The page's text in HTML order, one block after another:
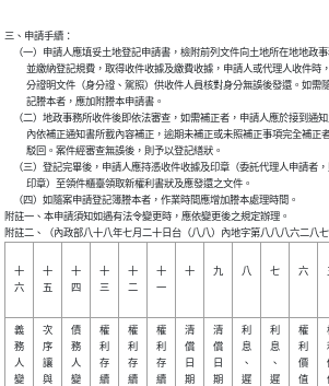
三、申請手續：
（一）申請人應填妥土地登記申請書，檢附前列文件向土地所在地地政
並繳納登記規費，取得收件收據及繳費收據，申請人或代理人收件時
分證明文件（身分證、駕照）供收件人員核對身分無誤後發還。如需
          記謄本者，應加附謄本申請書。
（二）地政事務所收件後即依法審查，如需補正者，申請人應於接到通
內依補正通知書所載內容補正，逾期未補正或未照補正事項完全補正
          駁回。案件經審查無誤後，則予以登記繕狀。
（三）登記完畢後，申請人應持憑收件收據及印章（委託代理人申請者
          印章）至領件櫃臺領取新權利書狀及應發還之文件。
    （四）如隨案申請登記簿謄本者，作業時間應增加謄本處理時間。
附註一、本申請須知如遇有法令變更時，應依變更後之規定辦理。
附註二、（內政部八十八年七月二十日台（八八）內地字第八八八六二八七
十
六
十
五
十
四
十
三
十
二
十
一
十 九 八 七 六
義
務
人
變
次
序
讓
與
債
務
人
變
權
利
存
續
權
利
存
續
權
利
存
續
清
償
日
期
清
償
日
期
利
息
、
遲
利
息
、
遲
權
利
價
值